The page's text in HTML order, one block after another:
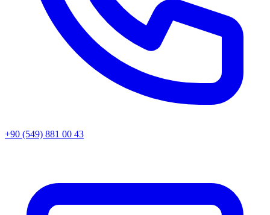
+90 (549) 881 00 43